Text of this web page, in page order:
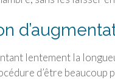
lentement la
d’être